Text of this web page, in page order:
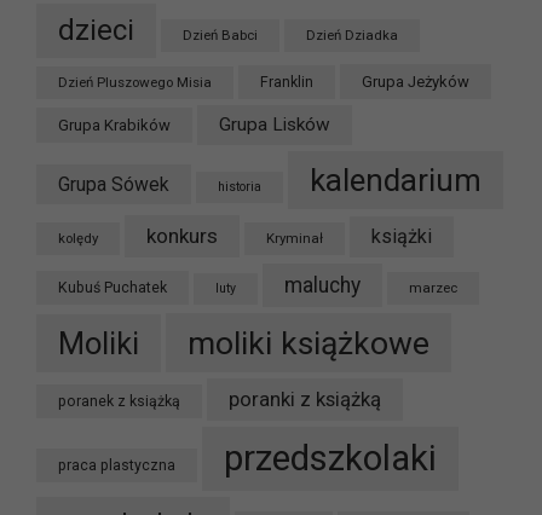
dzieci Dzień Babci Dzień Dziadka
Dzień Pluszowego Misia Franklin Grupa Jeżyków
Grupa Krabików Grupa Lisków
Grupa Sówek historia kalendarium
kolędy konkurs Kryminał książki
Kubuś Puchatek luty maluchy marzec
Moliki moliki książkowe
poranek z książką poranki z książką
praca plastyczna przedszkolaki